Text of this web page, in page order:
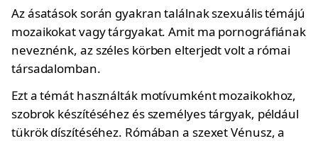
Az ásatások során gyakran találnak szexuális témájú
mozaikokat vagy tárgyakat. Amit ma pornográfiának
neveznénk, az széles körben elterjedt volt a római
társadalomban.
Ezt a témát használták motívumként mozaikokhoz,
szobrok készítéséhez és személyes tárgyak, például
tükrök díszítéséhez. Rómában a szexet Vénusz, a